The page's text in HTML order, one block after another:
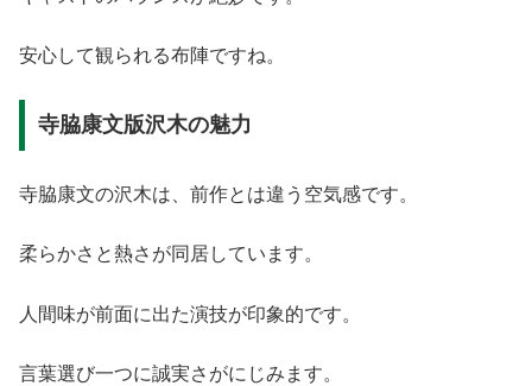
安心して観られる布陣ですね。
寺脇康文版沢木の魅力
寺脇康文の沢木は、前作とは違う空気感です。
柔らかさと熱さが同居しています。
人間味が前面に出た演技が印象的です。
言葉選び一つに誠実さがにじみます。